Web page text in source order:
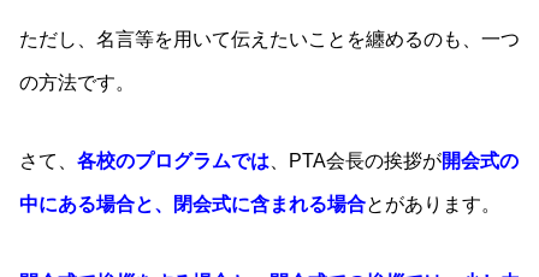
ただし、名言等を用いて伝えたいことを纏めるのも、一つ
の方法です。
さて、 各校のプログラムでは 、PTA会長の挨拶が開会式の
中にある場合と、閉会式に含まれる場合とがあります。